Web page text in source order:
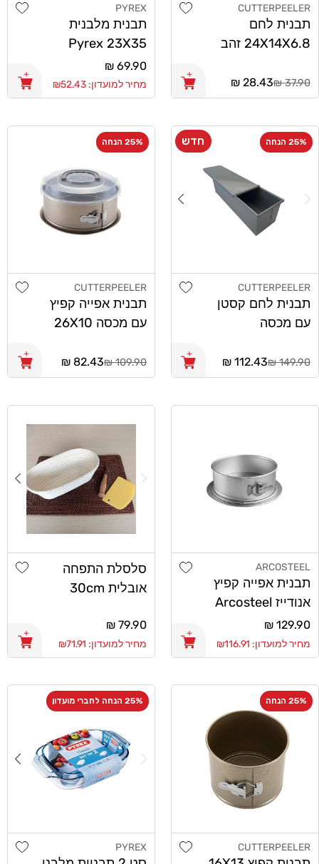
מוֹכֵר:
CUTTERPEELER
תבנית לחם
24X14X6.8 זהב
מחיר
רגיל
37.90 ₪
28.43 ₪
Add wishlist
מוֹכֵר:
PYREX
תבנית מלבנית
Pyrex 23X35
מחיר
רגיל
69.90 ₪
מחיר למועדון: ₪52.43
25% הנחה חדש
מוֹכֵר:
CUTTERPEELER
תבנית לחם קסטן
עם מכסה
מחיר
רגיל
149.90 ₪
112.43 ₪
Add wishlist
25% הנחה
מוֹכֵר:
CUTTERPEELER
תבנית אפייה קפיץ
עם מכסה 26X10
מחיר
רגיל
109.90 ₪
82.43 ₪
מוֹכֵר:
ARCOSTEEL
תבנית אפייה קפיץ
אנודייז Arcosteel
26cm
מחיר
רגיל
129.90 ₪
מחיר למועדון: ₪116.91
Add wishlistסלסלת התפחה
אובלית 30cm
מחיר
רגיל
79.90 ₪
מחיר למועדון: ₪71.91
25% הנחה
מוֹכֵר:
CUTTERPEELER
Add wishlist
25% הנחה לחברי מועדון
מוֹכֵר:
PYREX